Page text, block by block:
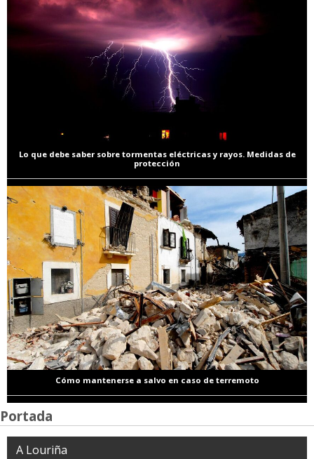
Lo que debe saber sobre tormentas eléctricas y rayos. Medidas de
protección
Cómo mantenerse a salvo en caso de terremoto
Portada
A Louriña